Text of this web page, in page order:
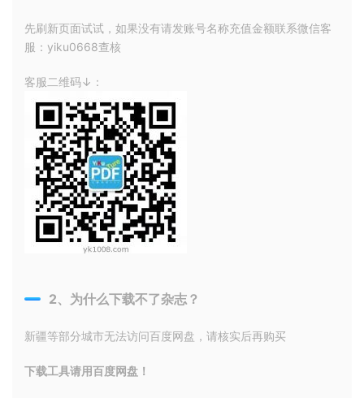
先刷新页面试试，如果没有请发账号名称充值金额联系微信客
服：yiku0668查核
客服二维码↓：
2、为什么下载不了杂志？
新疆等部分城市无法访问百度网盘，请核实后再购买
下载工具请用百度网盘！